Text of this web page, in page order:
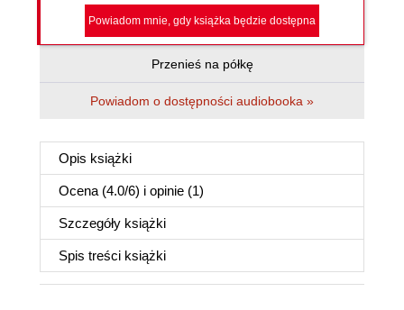
Powiadom mnie, gdy książka będzie dostępna
Przenieś na półkę
Powiadom o dostępności audiobooka »
Opis książki
Ocena (4.0/6) i opinie (1)
Szczegóły książki
Spis treści książki